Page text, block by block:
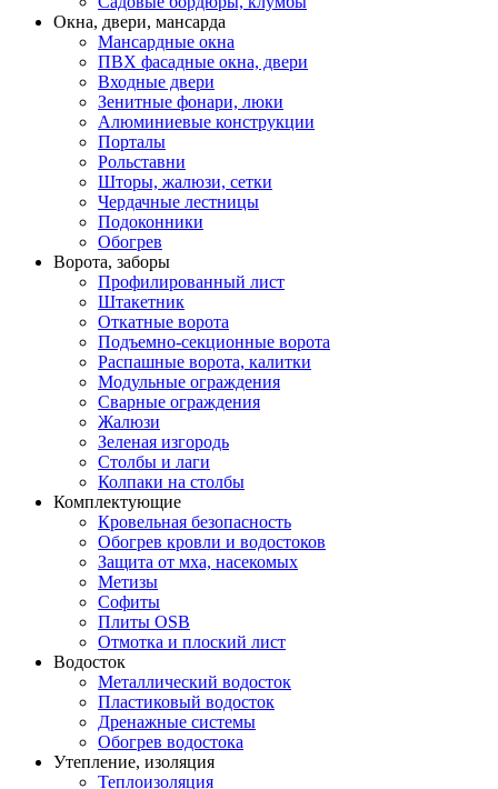
Окна, двери, мансарда
Мансардные окна
ПВХ фасадные окна, двери
Входные двери
Зенитные фонари, люки
Алюминиевые конструкции
Порталы
Рольставни
Шторы, жалюзи, сетки
Чердачные лестницы
Подоконники
Обогрев
Ворота, заборы
Профилированный лист
Штакетник
Откатные ворота
Подъемно-секционные ворота
Распашные ворота, калитки
Модульные ограждения
Сварные ограждения
Жалюзи
Зеленая изгородь
Столбы и лаги
Колпаки на столбы
Комплектующие
Кровельная безопасность
Обогрев кровли и водостоков
Защита от мха, насекомых
Метизы
Софиты
Плиты OSB
Отмотка и плоский лист
Водосток
Металлический водосток
Пластиковый водосток
Дренажные системы
Обогрев водостока
Утепление, изоляция
Теплоизоляция